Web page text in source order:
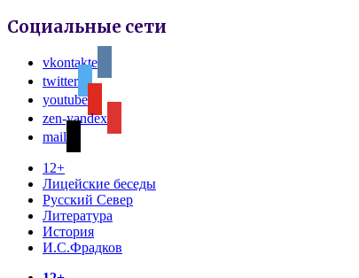
Социальные сети
vkontakte
twitter
youtube
zen-yandex
mail
12+
Лицейские беседы
Русский Север
Литература
История
И.С.Фрадков